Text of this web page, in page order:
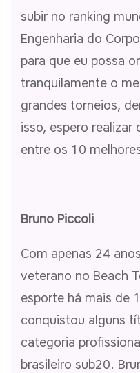
subir no ranking
Engenharia do
para que eu possa
tranquilamente o
grandes torneios,
isso, espero
entre os 10
Bruno Piccoli
Com apenas 24
veterano no Beach
esporte há mais de
conquistou alguns
categoria
brasileiro sub20.